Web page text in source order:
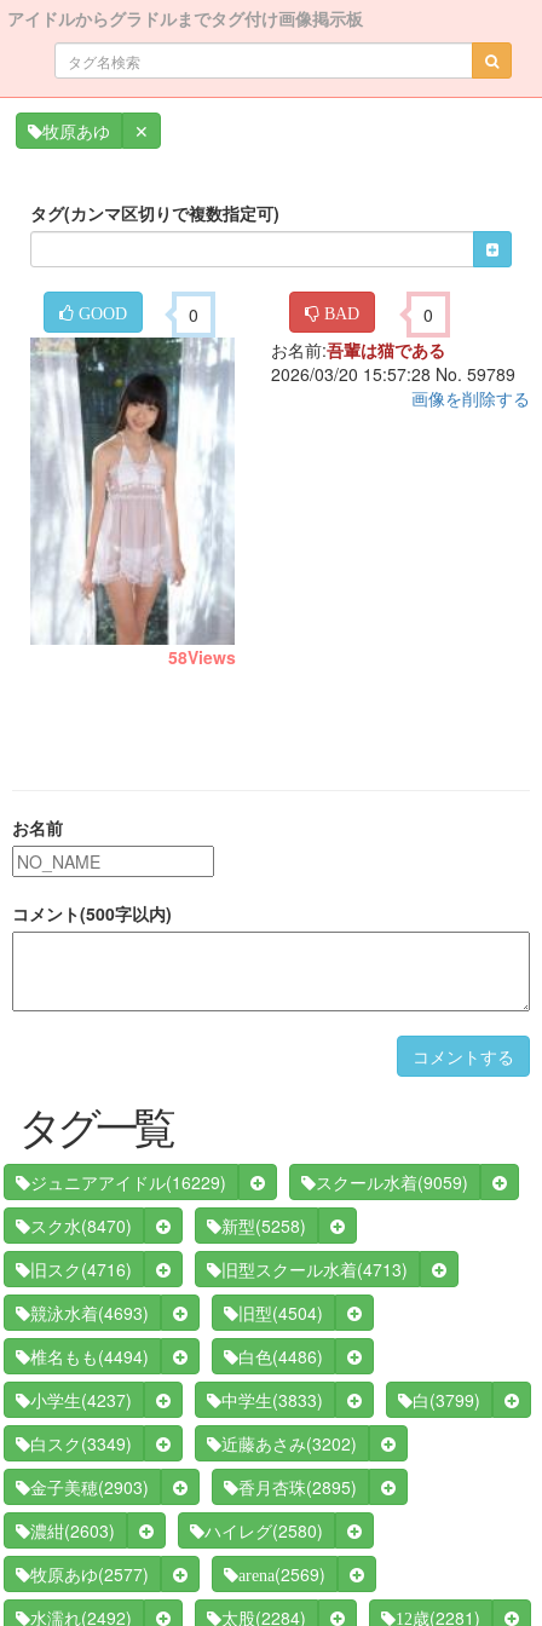
アイドルからグラドルまでタグ付け画像掲示板
牧原あゆ ✕
タグ(カンマ区切りで複数指定可)
GOOD 0 BAD 0
58Views
お名前:吾輩は猫である
2026/03/20 15:57:28 No. 59789
画像を削除する
お名前
コメント(500字以内)
コメントする
タグ一覧
ジュニアアイドル(16229) スクール水着(9059)
スク水(8470) 新型(5258)
旧スク (4716) 旧型スクール水着(4713)
競泳水着(4693) 旧型(4504)
椎名もも (4494) 白色(4486)
小学生(4237) 中学生(3833) 白 (3799)
白スク (3349) 近藤あさみ(3202)
金子美穂(2903) 香月杏珠(2895)
濃紺(2603) ハイレグ(2580)
牧原あゆ(2577) arena(2569)
水濡れ(2492) 太股(2284) 12歳(2281)